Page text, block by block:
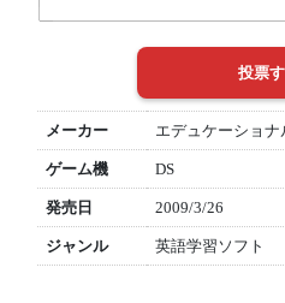
メーカー エデュケーショナ
ゲーム機 DS
発売日 2009/3/26
ジャンル 英語学習ソフト